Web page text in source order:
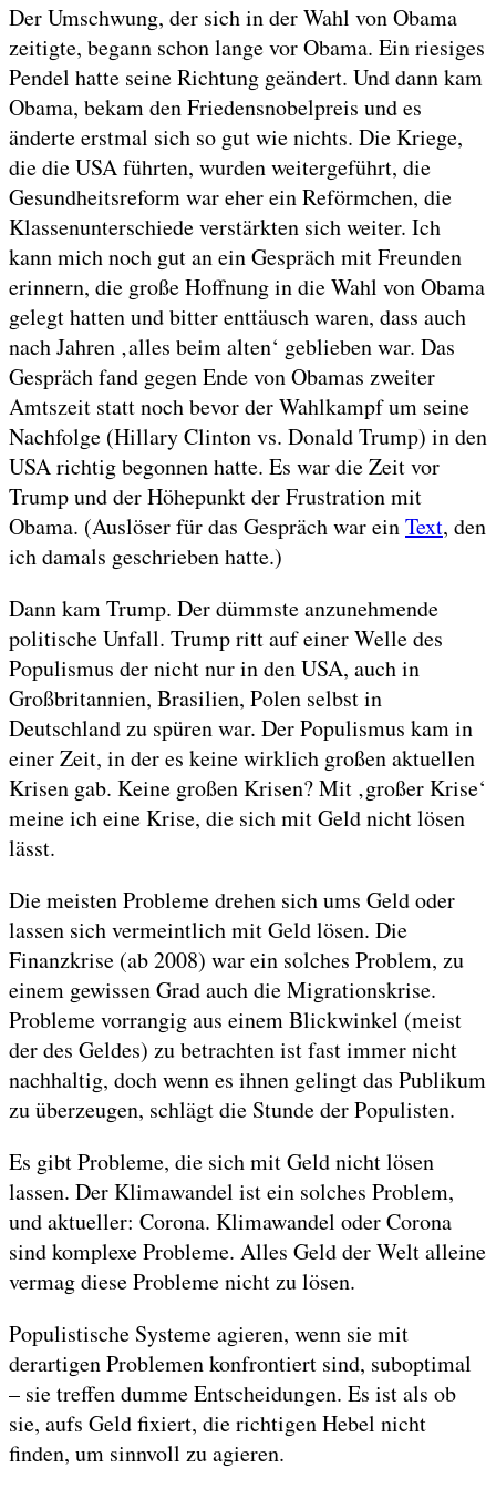
Der Umschwung, der sich in der Wahl von Obama
zeitigte, begann schon lange vor Obama. Ein riesiges
Pendel hatte seine Richtung geändert. Und dann kam
Obama, bekam den Friedensnobelpreis und es
änderte erstmal sich so gut wie nichts. Die Kriege,
die die USA führten, wurden weitergeführt, die
Gesundheitsreform war eher ein Reförmchen, die
Klassenunterschiede verstärkten sich weiter. Ich
kann mich noch gut an ein Gespräch mit Freunden
erinnern, die große Hoffnung in die Wahl von Obama
gelegt hatten und bitter enttäusch waren, dass auch
nach Jahren ‚alles beim alten‘ geblieben war. Das
Gespräch fand gegen Ende von Obamas zweiter
Amtszeit statt noch bevor der Wahlkampf um seine
Nachfolge (Hillary Clinton vs. Donald Trump) in den
USA richtig begonnen hatte. Es war die Zeit vor
Trump und der Höhepunkt der Frustration mit
Obama. (Auslöser für das Gespräch war einText, den
ich damals geschrieben hatte.)
Dann kam Trump. Der dümmste anzunehmende
politische Unfall. Trump ritt auf einer Welle des
Populismus der nicht nur in den USA, auch in
Großbritannien, Brasilien, Polen selbst in
Deutschland zu spüren war. Der Populismus kam in
einer Zeit, in der es keine wirklich großen aktuellen
Krisen gab. Keine großen Krisen? Mit ‚großer Krise‘
meine ich eine Krise, die sich mit Geld nicht lösen
lässt.
Die meisten Probleme drehen sich ums Geld oder
lassen sich vermeintlich mit Geld lösen. Die
Finanzkrise (ab 2008) war ein solches Problem, zu
einem gewissen Grad auch die Migrationskrise.
Probleme vorrangig aus einem Blickwinkel (meist
der des Geldes) zu betrachten ist fast immer nicht
nachhaltig, doch wenn es ihnen gelingt das Publikum
zu überzeugen, schlägt die Stunde der Populisten.
Es gibt Probleme, die sich mit Geld nicht lösen
lassen. Der Klimawandel ist ein solches Problem,
und aktueller: Corona. Klimawandel oder Corona
sind komplexe Probleme. Alles Geld der Welt alleine
vermag diese Probleme nicht zu lösen.
Populistische Systeme agieren, wenn sie mit
derartigen Problemen konfrontiert sind, suboptimal
– sie treffen dumme Entscheidungen. Es ist als ob
sie, aufs Geld fixiert, die richtigen Hebel nicht
finden, um sinnvoll zu agieren.